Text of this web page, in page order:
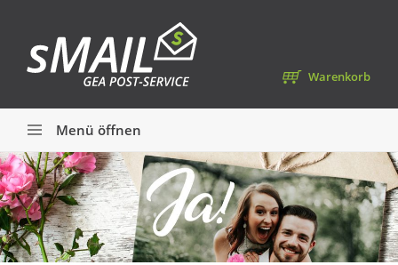
Warenkorb
Menü öffnen